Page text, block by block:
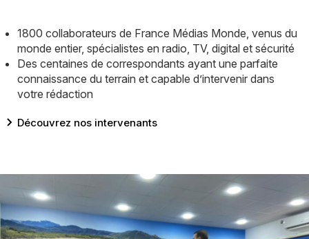
1800 collaborateurs de France Médias Monde, venus du
monde entier, spécialistes en radio, TV, digital et sécurité
Des centaines de correspondants ayant une parfaite
connaissance du terrain et capable d’intervenir dans
votre rédaction
LienDécouvrez nos intervenants